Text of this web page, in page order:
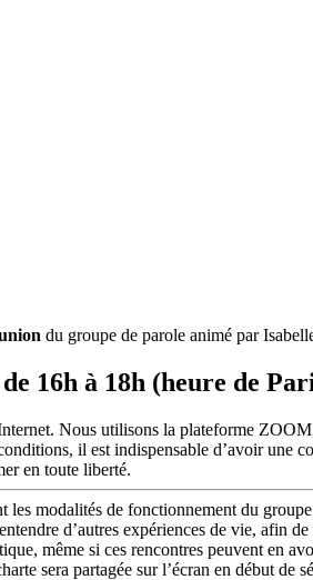
du groupe de parole animé par
16h à 18h (heure de
Nous utilisons la plateforme
il est indispensable d’avoir une
en toute liberté.
les modalités de fonctionnement du
d’autres expériences de vie, afin
même si ces rencontres peuvent en
sera partagée sur l’écran en début de